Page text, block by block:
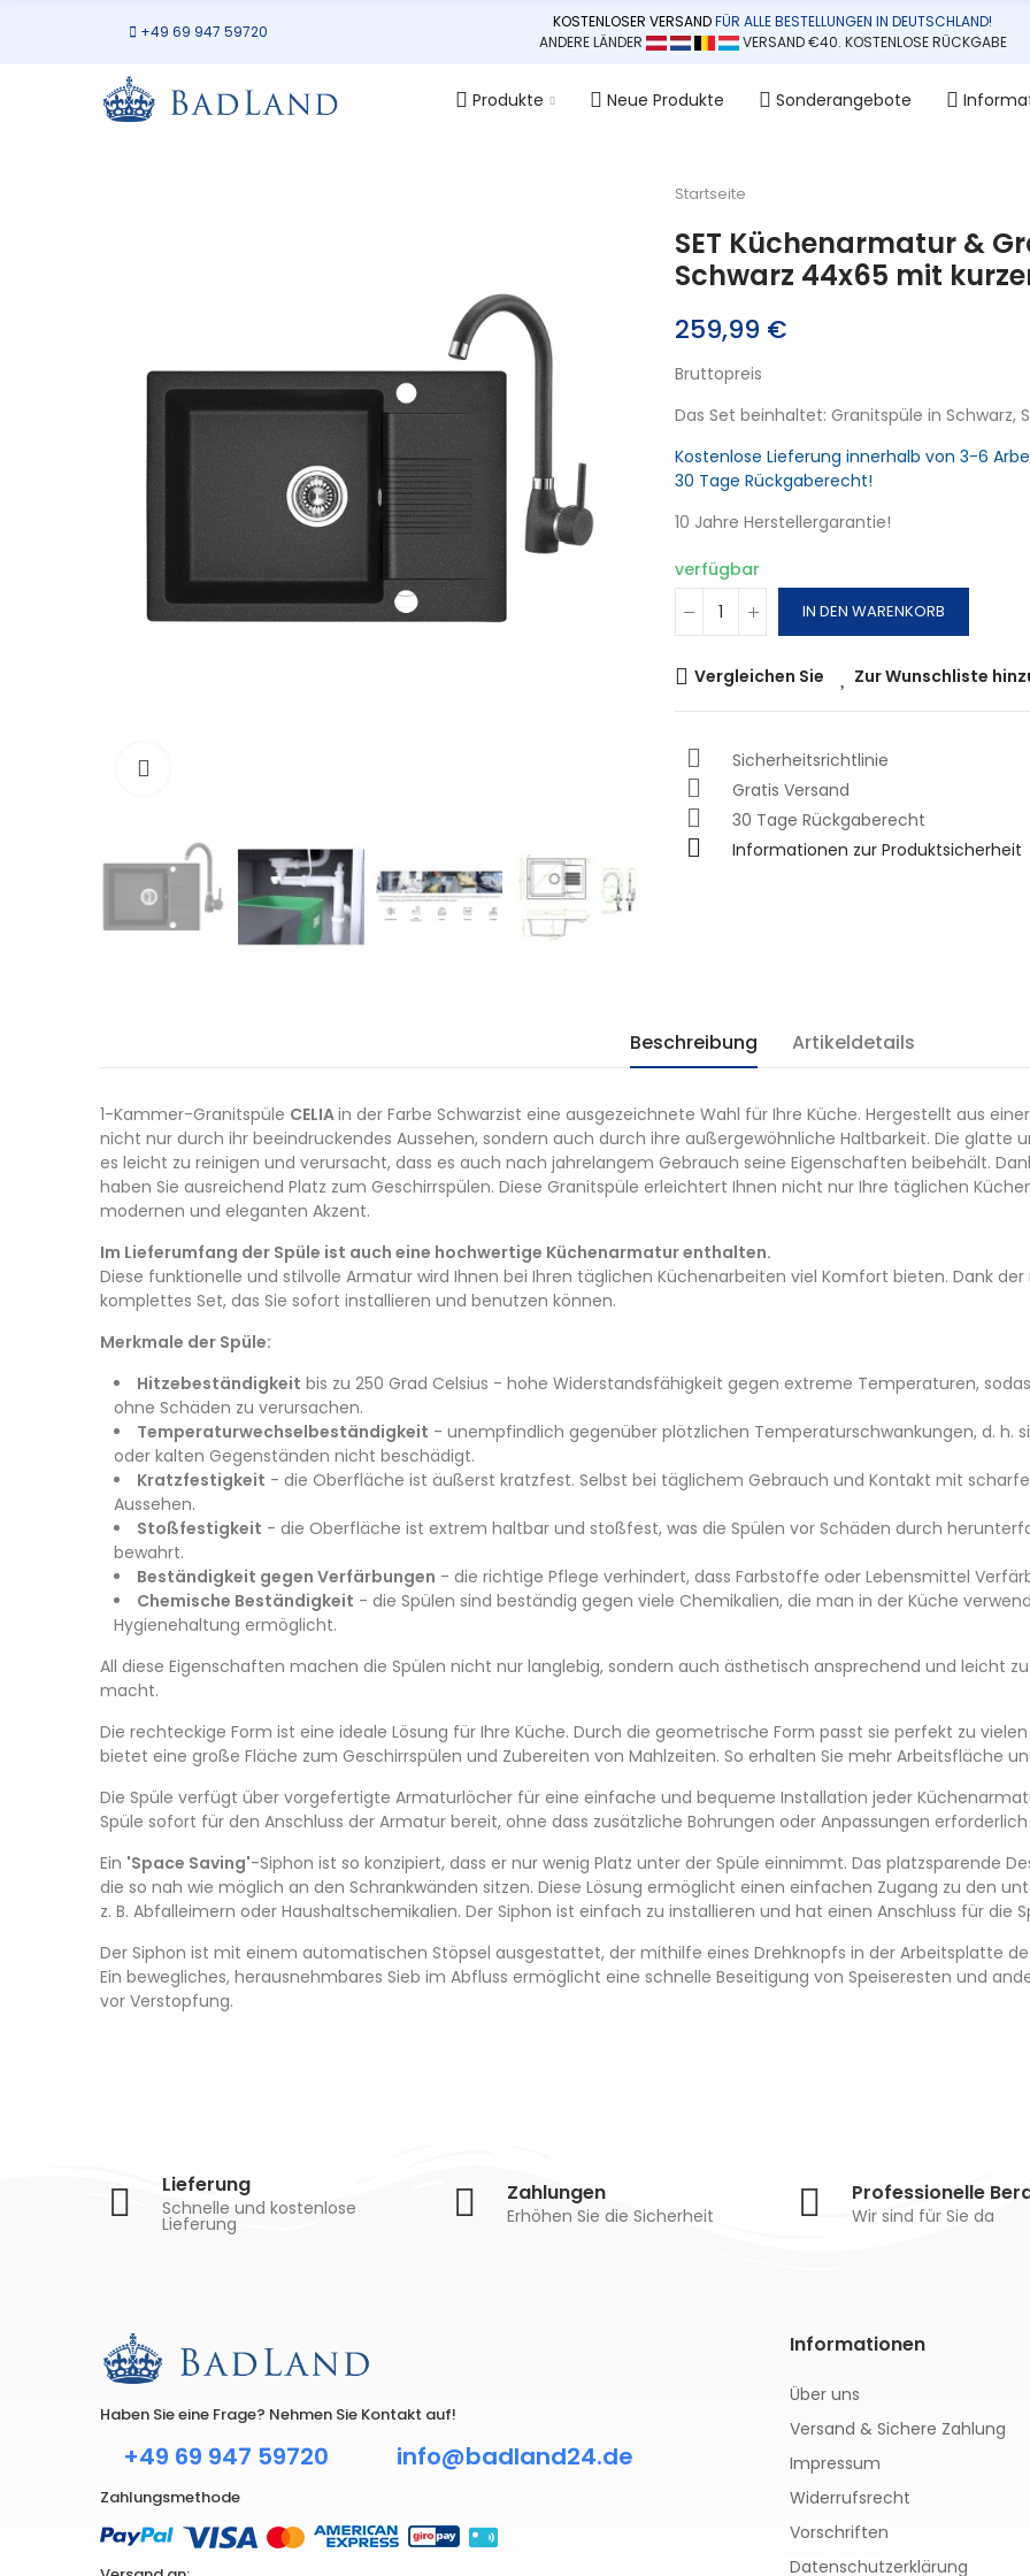
+49 69 947 59720
KOSTENLOSER VERSANDFÜR ALLE BESTELLUNGEN IN DEUTSCHLAND!
ANDERE LÄNDER
VERSAND €40. KOSTENLOSE RÜCKGABE
Produkte Neue Produkte Sonderangebote
Startseite
SET Küchenarmatur &
Schwarz 44x65 mit
259,99 €
Bruttopreis
Das Set beinhaltet: Granitspüle in Schwarz,
Kostenlose Lieferung innerhalb von 3-6
30 Tage Rückgaberecht!
10 Jahre Herstellergarantie!
verfügbar
IN DEN WARENKORB
Vergleichen Sie Zur Wunschliste
Sicherheitsrichtlinie
Gratis Versand
30 Tage Rückgaberecht
Informationen zur Produktsicherheit
Beschreibung Artikeldetails
1-Kammer-Granitspüle CELIAin der Farbe Schwarzist eine ausgezeichnete Wahl für Ihre Küche. Hergestellt aus
nicht nur durch ihr beeindruckendes Aussehen, sondern auch durch ihre außergewöhnliche Haltbarkeit. Die glatte
es leicht zu reinigen und verursacht, dass es auch nach jahrelangem Gebrauch seine Eigenschaften beibehält.
haben Sie ausreichend Platz zum Geschirrspülen. Diese Granitspüle erleichtert Ihnen nicht nur Ihre täglichen
modernen und eleganten Akzent.
Im Lieferumfang der Spüle ist auch eine hochwertige Küchenarmatur enthalten.
Diese funktionelle und stilvolle Armatur wird Ihnen bei Ihren täglichen Küchenarbeiten viel Komfort bieten. Dank
komplettes Set, das Sie sofort installieren und benutzen können.
Merkmale der Spüle:
Hitzebeständigkeit bis zu 250 Grad Celsius - hohe Widerstandsfähigkeit gegen extreme Temperaturen,
ohne Schäden zu verursachen.
Temperaturwechselbeständigkeit - unempfindlich gegenüber plötzlichen Temperaturschwankungen, d. h.
oder kalten Gegenständen nicht beschädigt.
Kratzfestigkeit - die Oberfläche ist äußerst kratzfest. Selbst bei täglichem Gebrauch und Kontakt mit
Aussehen.
Stoßfestigkeit - die Oberfläche ist extrem haltbar und stoßfest, was die Spülen vor Schäden durch
bewahrt.
Beständigkeit gegen Verfärbungen - die richtige Pflege verhindert, dass Farbstoffe oder Lebensmittel
Chemische Beständigkeit - die Spülen sind beständig gegen viele Chemikalien, die man in der Küche
Hygienehaltung ermöglicht.
All diese Eigenschaften machen die Spülen nicht nur langlebig, sondern auch ästhetisch ansprechend und leicht
macht.
Die rechteckige Form ist eine ideale Lösung für Ihre Küche. Durch die geometrische Form passt sie perfekt zu
bietet eine große Fläche zum Geschirrspülen und Zubereiten von Mahlzeiten. So erhalten Sie mehr Arbeitsfläche
Die Spüle verfügt über vorgefertigte Armaturlöcher für eine einfache und bequeme Installation jeder
Spüle sofort für den Anschluss der Armatur bereit, ohne dass zusätzliche Bohrungen oder Anpassungen erforderlich
Ein 'Space Saving'-Siphon ist so konzipiert, dass er nur wenig Platz unter der Spüle einnimmt. Das platzsparende
die so nah wie möglich an den Schrankwänden sitzen. Diese Lösung ermöglicht einen einfachen Zugang zu den
z. B. Abfalleimern oder Haushaltschemikalien. Der Siphon ist einfach zu installieren und hat einen Anschluss für die
Der Siphon ist mit einem automatischen Stöpsel ausgestattet, der mithilfe eines Drehknopfs in der Arbeitsplatte
Ein bewegliches, herausnehmbares Sieb im Abfluss ermöglicht eine schnelle Beseitigung von Speiseresten und
vor Verstopfung.
Lieferung
Schnelle und kostenlose
Lieferung
Zahlungen
Erhöhen Sie die Sicherheit
Professionelle
Wir sind für Sie da
Haben Sie eine Frage? Nehmen Sie Kontakt auf!
+49 69 947 59720 info@badland24.de
Zahlungsmethode
Informationen
Über uns
Versand & Sichere Zahlung
Impressum
Widerrufsrecht
Vorschriften
Datenschutzerklärung